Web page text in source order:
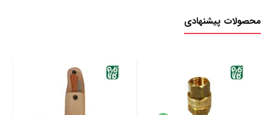
محصولات پیشنهادی